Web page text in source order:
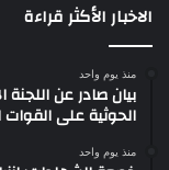
الاخبار الأكثر قراءة
منذ يوم واحد
بيان صادر عن
الحوثية على
منذ يوم واحد